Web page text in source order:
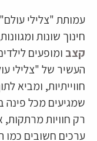
עמותת "צלילי
חינוך שונות
קצב ומופעים
העשיר של "צלילי
חווייתיות, ומביא
שמגיעים מכל פינה
רק חוויות
ערכים חשובים כמו